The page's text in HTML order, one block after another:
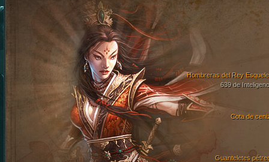
Cota de
Guanteletes
Hombreras del Rey
639 de